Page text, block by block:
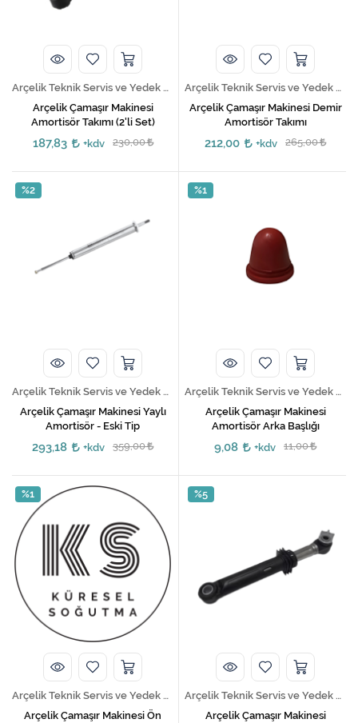
Arçelik Teknik Servis ve Yedek Parça Hizmetleri
​Arçelik Çamaşır Makinesi
Amortisör Takımı (2'li Set)
187,83 +kdv 230,00
Arçelik Teknik Servis ve Yedek Parça Hizmetleri
Arçelik Çamaşır Makinesi Demir
Amortisör Takımı
212,00 +kdv 265,00
%2
Arçelik Teknik Servis ve Yedek Parça Hizmetleri
Arçelik Çamaşır Makinesi Yaylı
Amortisör - Eski Tip
293,18 +kdv 359,00
%1
Arçelik Teknik Servis ve Yedek Parça Hizmetleri
Arçelik Çamaşır Makinesi
Amortisör Arka Başlığı
9,08 +kdv 11,00
%1
Arçelik Teknik Servis ve Yedek Parça Hizmetleri
Arçelik Çamaşır Makinesi Ön
%5
Arçelik Teknik Servis ve Yedek Parça Hizmetleri
Arçelik Çamaşır Makinesi